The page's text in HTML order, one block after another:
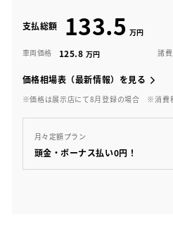
支払総額 133.5
車両価格 125.8 諸
価格相場表（最新情報）を見る
※価格は展示店にて8月登録の場合 ※消費
月々定額プラン
頭金・ボーナス払い0円！